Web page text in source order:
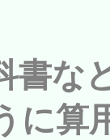
書な
に算